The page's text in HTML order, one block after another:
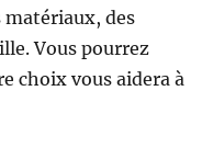
matériaux, des
Vous pourrez
choix vous aidera à